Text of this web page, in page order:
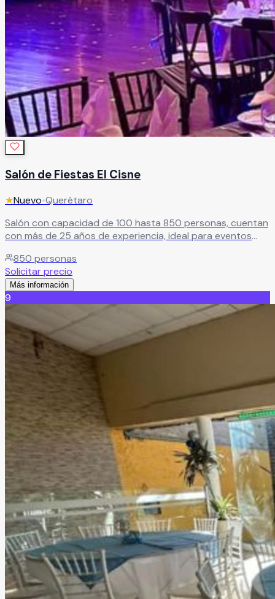
Salón de Fiestas El Cisne
★Nuevo•Querétaro
Salón con capacidad de 100 hasta 850 personas, cuentan
con más de 25 años de experiencia, ideal para eventos
850 personas
Solicitar precio
Más información
9